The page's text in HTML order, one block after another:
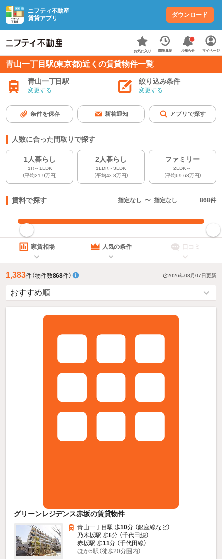
ニフティ不動産
賃貸アプリ
ダウンロード
お気に入り 閲覧履歴 お知らせ マイページ
青山一丁目駅(東京都)近くの賃貸物件一覧
青山一丁目駅
変更する
絞り込み条件
変更する
条件を保存 新着通知 アプリで探す
人数に合った間取りで探す
1人暮らし
1R～1LDK
（平均21.9万円）
2人暮らし
1LDK～3LDK
（平均43.8万円）
ファミリー
2LDK～
（平均69.68万円）
賃料で探す 指定なし 〜 指定なし 868件
指定した賃料で絞り込む
家賃相場 人気の条件 口コミ
1,383件（物件数868件） 2026年08月07日更新
グリーンレジデンス赤坂の賃貸物件
青山一丁目駅 歩10分 （銀座線など）
乃木坂駅 歩8分 （千代田線）
赤坂駅 歩11分 （千代田線）
ほか5駅（徒歩20分圏内）